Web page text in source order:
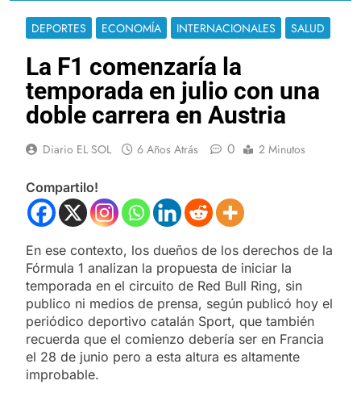
DEPORTES ECONOMÍA INTERNACIONALES SALUD
La F1 comenzaría la
temporada en julio con una
doble carrera en Austria
Diario EL SOL 6 Años Atrás 0 2 Minutos
Compartilo!
En ese contexto, los dueños de los derechos de la
Fórmula 1 analizan la propuesta de iniciar la
temporada en el circuito de Red Bull Ring, sin
publico ni medios de prensa, según publicó hoy el
periódico deportivo catalán Sport, que también
recuerda que el comienzo debería ser en Francia
el 28 de junio pero a esta altura es altamente
improbable.